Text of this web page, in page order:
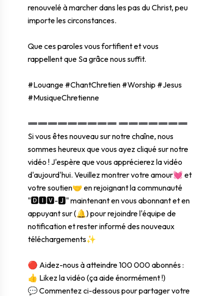
renouvelé à marcher dans les pas du Christ, peu
importe les circonstances.
Que ces paroles vous fortifient et vous
rappellent que Sa grâce nous suffit.
#Louange #ChantChretien #Worship #Jesus
#MusiqueChretienne
➖➖➖➖➖➖➖➖➖ ➖➖➖➖➖➖➖
Si vous êtes nouveau sur notre chaîne, nous
sommes heureux que vous ayez cliqué sur notre
vidéo ! J'espère que vous apprécierez la vidéo
d'aujourd'hui. Veuillez montrer votre amour💓 et
votre soutien🤝 en rejoignant la communauté
"🅳🅸🆅-🅹" maintenant en vous abonnant et en
appuyant sur (🔔) pour rejoindre l'équipe de
notification et rester informé des nouveaux
téléchargements✨
🔴 Aidez-nous à atteindre 100 000 abonnés :
👍 Likez la vidéo (ça aide énormément !)
💬 Commentez ci-dessous pour partager votre